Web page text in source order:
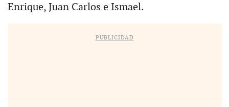
Enrique, Juan Carlos e Ismael.
PUBLICIDAD